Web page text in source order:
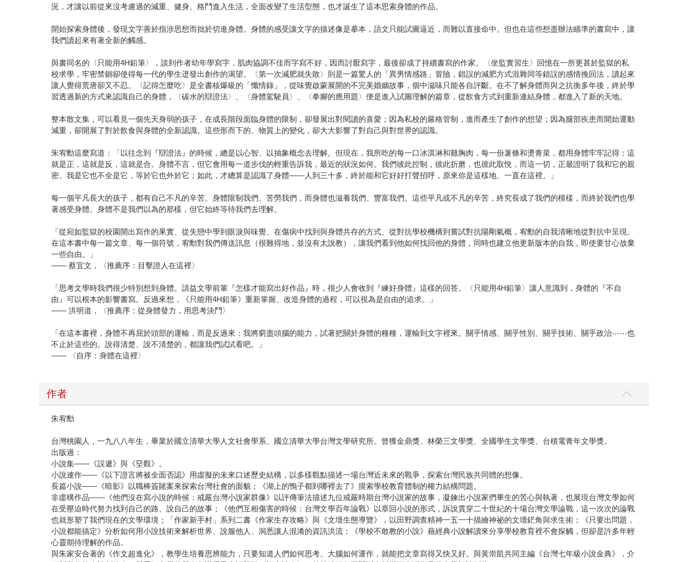
況，才讓以前從來沒考慮過的減重、健身、格鬥進入生活，全面改變了生活型態，也才誕生了這本思索身體的作品。
開始探索身體後，發現文字善於指涉思想而拙於切進身體。身體的感受讓文字的描述像是摹本，語文只能試圖逼近，而難以直接命中。但也在這些想盡辦法瞄準的書寫中，讓
我們讀起來有著全新的觸感。
與書同名的〈只能用4H鉛筆〉，談到作者幼年學寫字，肌肉協調不佳而字寫不好，因而討厭寫字，最後卻成了持續書寫的作家。〈坐監實習生〉回憶在一所更甚於監獄的私
校求學，牢密禁錮卻使得每一代的學生迸發出創作的渴望。〈第一次減肥就失敗〉則是一篇驚人的「異男情感路」冒險，錯誤的減肥方式混雜同等錯誤的感情挽回法，讀起來
讓人覺得荒唐卻又不忍。〈記得怎麼吃〉是全書核爆級的「懺情錄」，從味覺啟蒙展開的不完美婚姻故事，個中滋味只能各自評斷。在不了解身體而與之抗衡多年後，終於學
習透過新的方式來認識自己的身體，〈碳水的辯證法〉、〈身體駕駛員〉、〈拳腳的應用題〉便是進入試圖理解的篇章，從飲食方式到重新連結身體，都進入了新的天地。
整本散文集，可以看見一個先天身弱的孩子，在成長階段面臨身體的限制，卻發展出對閱讀的喜愛；因為私校的嚴格管制，進而產生了創作的想望；因為腿部疾患而開始運動
減重，卻開展了對於飲食與身體的全新認識。這些形而下的、物質上的變化，卻大大影響了對自己與對世界的認識。
朱宥勳這麼寫道：「以往念到『辯證法』的時候，總是以心智、以抽象概念去理解。但現在，我所吃的每一口冰淇淋和雞胸肉，每一份薯條和燙青菜，都用身體牢牢記得：這
就是正，這就是反，這就是合。身體不言，但它會用每一道步伐的輕重告訴我，最近的狀況如何。我們彼此控制，彼此折磨，也彼此取悅，而這一切，正最證明了我和它的親
密。我是它也不全是它，等於它也外於它；如此，才總算是認識了身體——人到三十多，終於能和它好好打聲招呼，原來你是這樣地、一直在這裡。」
每一個平凡長大的孩子，都有自己不凡的辛苦。身體限制我們、苦勞我們，而身體也滋養我們、豐富我們。這些平凡或不凡的辛苦，終究長成了我們的模樣，而終於我們也學
著感受身體。身體不是我們以為的那樣，但它始終等待我們去理解。
「從宛如監獄的校園開出寫作的果實、從失戀中學到眼淚與味覺、在傷病中找到與身體共存的方式、從對抗學校機構到嘗試對抗陽剛氣概，宥勳的自我清晰地從對抗中呈現。
在這本書中每一篇文章、每一個符號，宥勳對我們傳送訊息（很難得地，並沒有太說教），讓我們看到他如何找回他的身體，同時也建立他更新版本的自我，即使要甘心放棄
一些自由。」
—— 蔡宜文，〈推薦序：目擊證人在這裡〉
「思考文學時我們很少特別想到身體。請益文學前輩『怎樣才能寫出好作品』時，很少人會收到『練好身體』這樣的回答。〈只能用4H鉛筆〉讓人意識到，身體的『不自
由』可以根本的影響書寫。反過來想，《只能用4H鉛筆》重新掌握、改造身體的過程，可以視為是自由的追求。」
—— 洪明道，〈推薦序：從身體發力，用思考決鬥〉
「在這本書裡，身體不再屈於頭部的運輸，而是反過來：我將窮盡頭腦的能力，試著把關於身體的種種，運輸到文字裡來。關乎情感、關乎性別、關乎技術、關乎政治⋯⋯也
不止於這些的。說得清楚、說不清楚的，都讓我們試試看吧。」
—— 〈自序：身體在這裡〉
作者
朱宥勳
台灣桃園人，一九八八年生，畢業於國立清華大學人文社會學系、國立清華大學台灣文學研究所。曾獲金鼎獎、林榮三文學獎、全國學生文學獎、台積電青年文學獎。
出版過：
小說集——《誤遞》與《堊觀》。
小說連作——《以下證言將被全面否認》用虛擬的未來口述歷史結構，以多樣觀點描述一場台灣近未來的戰爭，探索台灣民族共同體的想像。
長篇小說——《暗影》以職棒簽賭案來探索台灣社會的面貌；《湖上的鴨子都到哪裡去了》摸索學校教育體制的權力結構問題。
非虛構作品——《他們沒在寫小說的時候：戒嚴台灣小說家群像》以評傳筆法描述九位戒嚴時期台灣小說家的故事，凝鍊出小說家們畢生的苦心與執著，也展現台灣文學如何
在受壓迫時代努力找到自己的路、說自己的故事；《他們互相傷害的時候：台灣文學百年論戰》以章回小說的形式，訴說貫穿二十世紀的十場台灣文學論戰，這一次次的論戰
也就形塑了我們現在的文學環境；「作家新手村」系列二書《作家生存攻略》與《文壇生態導覽》，以田野調查精神一五一十描繪神祕的文壇鋩角與求生術；《只要出問題，
小說都能搞定》分析如何用小說技術來解析世界、說服他人、洞悉讓人混淆的資訊洪流；《學校不敢教的小說》藉經典小說解讀來分享學校教育裡不會探觸，但卻是許多年輕
心靈期待理解的作品。
與朱家安合著的《作文超進化》，教學生培養思辨能力，只要知道人們如何思考、大腦如何運作，就能把文章寫得又快又好。與黃崇凱共同主編《台灣七年級小說金典》，介